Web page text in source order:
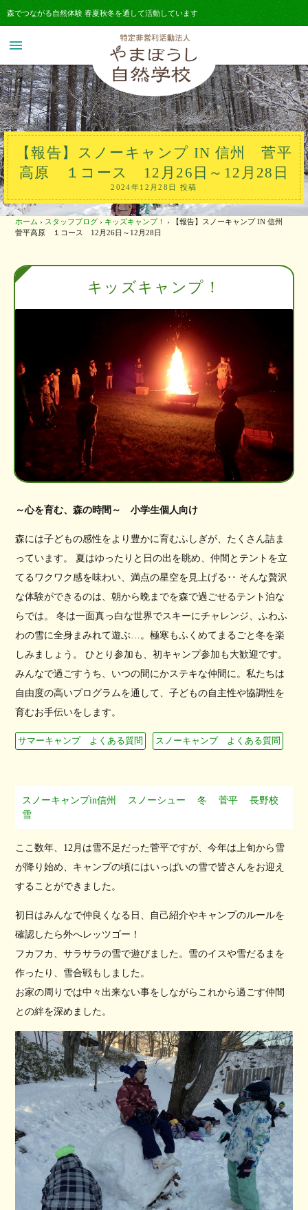
森でつながる自然体験 春夏秋冬を通して活動しています
menu
【報告】スノーキャンプ IN 信州 菅平
高原 １コース 12月26日～12月28日
2024年12月28日 投稿
ホーム › スタッフブログ › キッズキャンプ！ › 【報告】スノーキャンプ IN 信州
菅平高原 １コース 12月26日～12月28日
キッズキャンプ！
～心を育む、森の時間～ 小学生個人向け
森には子どもの感性をより豊かに育むふしぎが、たくさん詰ま
っています。 夏はゆったりと日の出を眺め、仲間とテントを立
てるワクワク感を味わい、満点の星空を見上げる‥ そんな贅沢
な体験ができるのは、朝から晩までを森で過ごせるテント泊な
らでは。 冬は一面真っ白な世界でスキーにチャレンジ、ふわふ
わの雪に全身まみれて遊ぶ…。極寒もふくめてまるごと冬を楽
しみましょう。 ひとり参加も、初キャンプ参加も大歓迎です。
みんなで過ごすうち、いつの間にかステキな仲間に。私たちは
自由度の高いプログラムを通して、子どもの自主性や協調性を
育むお手伝いをします。
サマーキャンプ よくある質問 スノーキャンプ よくある質問
スノーキャンプin信州 スノーシュー 冬 菅平
長野校
雪
ここ数年、12月は雪不足だった菅平ですが、今年は上旬から雪
が降り始め、キャンプの頃にはいっぱいの雪で皆さんをお迎え
することができました。
初日はみんなで仲良くなる日、自己紹介やキャンプのルールを
確認したら外へレッツゴー！
フカフカ、サラサラの雪で遊びました。雪のイスや雪だるまを
作ったり、雪合戦もしました。
お家の周りでは中々出来ない事をしながらこれから過ごす仲間
との絆を深めました。